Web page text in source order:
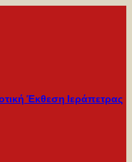
Έκθεση Ιεράπετρας